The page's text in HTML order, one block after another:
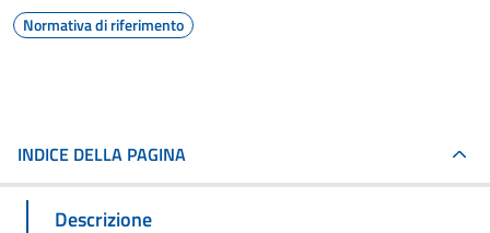
Normativa di riferimento
INDICE DELLA PAGINA
Descrizione